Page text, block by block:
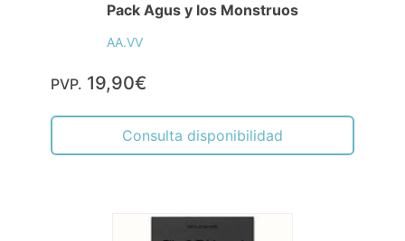
Pack Agus y los Monstruos
AA.VV
PVP. 19,90€
Consulta disponibilidad